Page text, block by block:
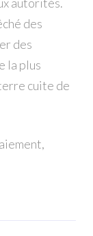
des
des
la plus
cuite de